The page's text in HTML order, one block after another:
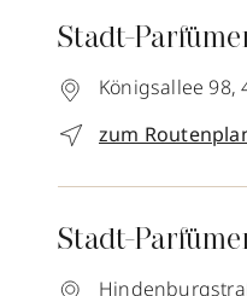
Stadt-
Königsallee 98,
zum
Stadt-